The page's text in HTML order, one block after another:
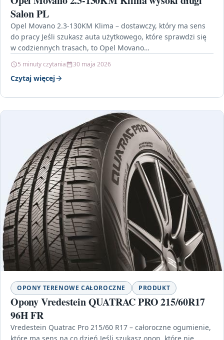
Salon PL
Opel Movano 2.3-130KM Klima – dostawczy, który ma sens
do pracy Jeśli szukasz auta użytkowego, które sprawdzi się
w codziennych trasach, to Opel Movano…
5 minuty czytania 30 maja 2026
Czytaj więcej
OPONY TERENOWE CAŁOROCZNE PRODUKT
Opony Vredestein QUATRAC PRO 215/60R17
96H FR
Vredestein Quatrac Pro 215/60 R17 – całoroczne ogumienie,